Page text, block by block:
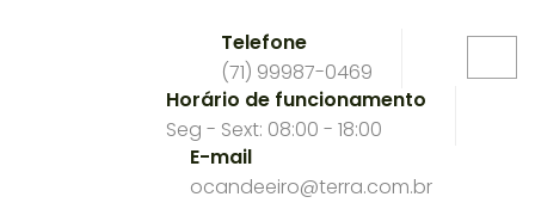
Telefone
(71) 99987-0469
Horário de funcionamento
Seg - Sext: 08:00 - 18:00
E-mail
ocandeeiro@terra.com.br